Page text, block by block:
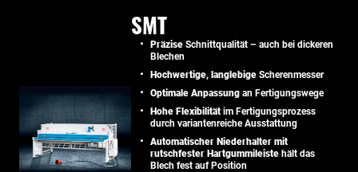
SMT
Präzise Schnittqualität – auch bei dickeren
Blechen
Hochwertige, langlebige Scherenmesser
Optimale Anpassung an Fertigungswege
Hohe Flexibilität im Fertigungsprozess
durch variantenreiche Ausstattung
Automatischer Niederhalter mit
rutschfester Hartgummileiste hält das
Blech fest auf Position